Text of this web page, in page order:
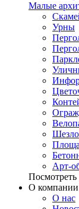
Малые
Урны
Арт-
Посмотреть
О компании
О нас